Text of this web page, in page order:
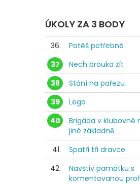
ÚKOLY ZA 3 BODY
36.
Potěš potřebné
37
Nech brouka žít
38
Stání na pařezu
39
Lego
40
Brigáda v klubovně
jiné základně
41.
Spatři tři dravce
42.
Navštiv památku s
komentovanou